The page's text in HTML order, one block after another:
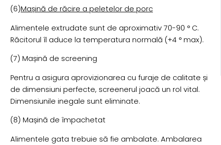
(6)Mașină de răcire a peletelor de porc
Alimentele extrudate sunt de aproximativ 70-90 ° C.
Răcitorul îl aduce la temperatura normală (+4 ° max).
(7) Mașină de screening
Pentru a asigura aprovizionarea cu furaje de calitate și
de dimensiuni perfecte, screenerul joacă un rol vital.
Dimensiunile inegale sunt eliminate.
(8) Mașină de împachetat
Alimentele gata trebuie să fie ambalate. Ambalarea